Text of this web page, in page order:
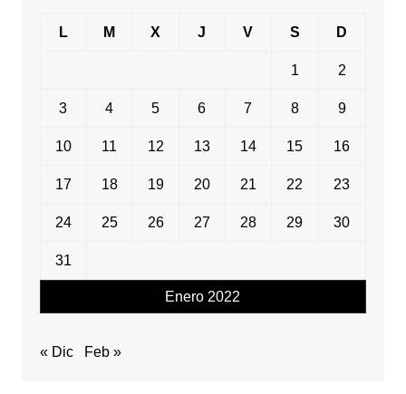
Enero 2022
L M X J V S D
1 2
3 4 5 6 7 8 9
10 11 12 13 14 15 16
17 18 19 20 21 22 23
24 25 26 27 28 29 30
31
« Dic Feb »